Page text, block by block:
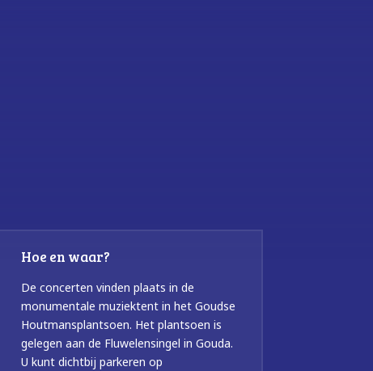
Hoe en waar?
De concerten vinden plaats in de
monumentale muziektent in het Goudse
Houtmansplantsoen. Het plantsoen is
gelegen aan de Fluwelensingel in Gouda.
U kunt dichtbij parkeren op